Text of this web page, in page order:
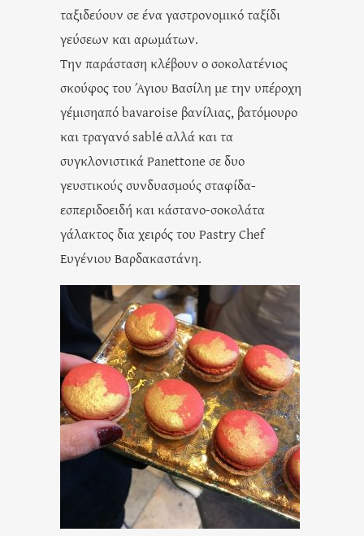
ταξιδεύουν σε ένα γαστρονομικό ταξίδι
γεύσεων και αρωμάτων.
Την παράσταση κλέβουν ο σοκολατένιος
σκούφος του Άγιου Βασίλη με την υπέροχη
γέμισηαπό bavaroise βανίλιας, βατόμουρο
και τραγανό sablé αλλά και τα
συγκλονιστικά Panettone σε δυο
γευστικούς συνδυασμούς σταφίδα-
εσπεριδοειδή και κάστανο-σοκολάτα
γάλακτος δια χειρός του Pastry Chef
Ευγένιου Βαρδακαστάνη.